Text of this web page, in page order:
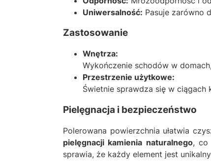
Uniwersalność: Pasuje zarówno
Zastosowanie
Wnętrza:
Wykończenie schodów w
Przestrzenie użytkowe:
Świetnie sprawdza się w
Pielęgnacja i bezpieczeństwo
Polerowana powierzchnia ułatwia
pielęgnacji kamienia naturalnego, co
sprawia, że każdy element jest